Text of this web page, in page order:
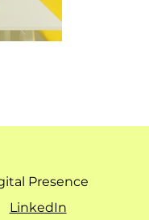
Presence
LinkedIn